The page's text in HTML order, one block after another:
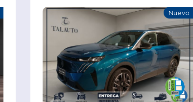
Nuevo